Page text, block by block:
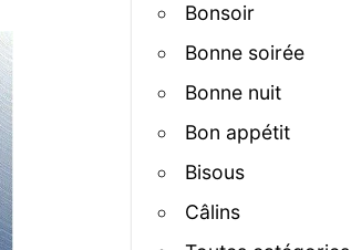
Bonsoir
Bonne soirée
Bonne nuit
Bon appétit
Bisous
Câlins